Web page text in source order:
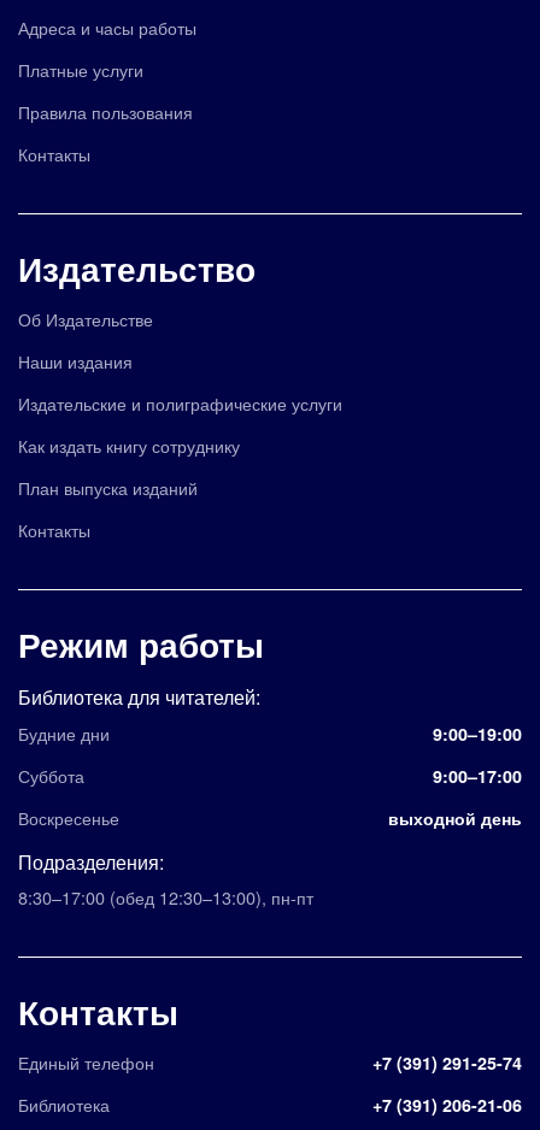
Адреса и часы работы
Платные услуги
Правила пользования
Контакты
Издательство
Об Издательстве
Наши издания
Издательские и полиграфические услуги
Как издать книгу сотруднику
План выпуска изданий
Контакты
Режим работы
Библиотека для читателей:
Будние дни 9:00–19:00
Суббота 9:00–17:00
Воскресенье выходной день
Подразделения:
8:30–17:00 (обед 12:30–13:00), пн-пт
Контакты
Единый телефон +7 (391) 291-25-74
Библиотека +7 (391) 206-21-06